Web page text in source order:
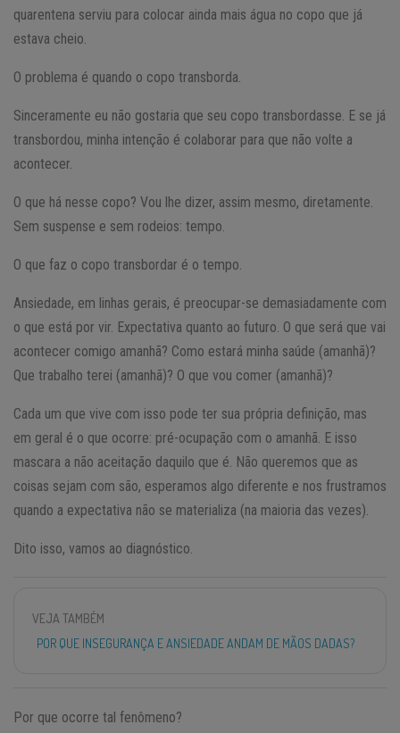
quarentena serviu para colocar ainda mais água no copo que já
estava cheio.
O problema é quando o copo transborda.
Sinceramente eu não gostaria que seu copo transbordasse. E se já
transbordou, minha intenção é colaborar para que não volte a
acontecer.
O que há nesse copo? Vou lhe dizer, assim mesmo, diretamente.
Sem suspense e sem rodeios: tempo.
O que faz o copo transbordar é o tempo.
Ansiedade, em linhas gerais, é preocupar-se demasiadamente com
o que está por vir. Expectativa quanto ao futuro. O que será que vai
acontecer comigo amanhã? Como estará minha saúde (amanhã)?
Que trabalho terei (amanhã)? O que vou comer (amanhã)?
Cada um que vive com isso pode ter sua própria definição, mas
em geral é o que ocorre: pré-ocupação com o amanhã. E isso
mascara a não aceitação daquilo que é. Não queremos que as
coisas sejam com são, esperamos algo diferente e nos frustramos
quando a expectativa não se materializa (na maioria das vezes).
Dito isso, vamos ao diagnóstico.
VEJA TAMBÉM
POR QUE INSEGURANÇA E ANSIEDADE ANDAM DE MÃOS DADAS?
Por que ocorre tal fenômeno?